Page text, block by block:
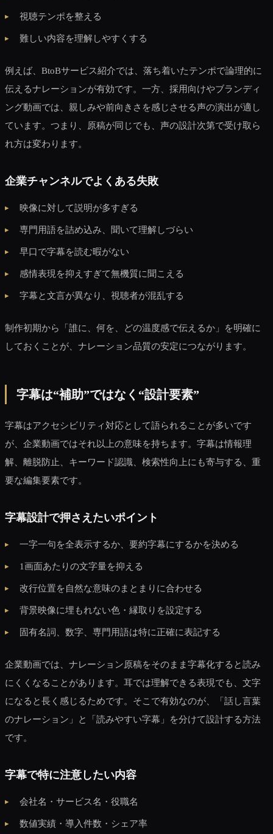
視聴テンポを整える
難しい内容を理解しやすくする
例えば、BtoBサービス紹介では、落ち着いたテンポで論理的に
伝えるナレーションが有効です。一方、採用向けやブランディ
ング動画では、親しみや前向きさを感じさせる声の演出が適し
ています。つまり、原稿が同じでも、声の設計次第で受け取ら
れ方は変わります。
企業チャンネルでよくある失敗
映像に対して説明が多すぎる
専門用語を詰め込み、聞いて理解しづらい
早口で字幕を読む暇がない
感情表現を抑えすぎて無機質に聞こえる
字幕と文言が異なり、視聴者が混乱する
制作初期から「誰に、何を、どの温度感で伝えるか」を明確に
しておくことが、ナレーション品質の安定につながります。
字幕は“補助”ではなく“設計要素”
字幕はアクセシビリティ対応として語られることが多いです
が、企業動画ではそれ以上の意味を持ちます。字幕は情報理
解、離脱防止、キーワード認識、検索性向上にも寄与する、重
要な編集要素です。
字幕設計で押さえたいポイント
一字一句を全表示するか、要約字幕にするかを決める
1画面あたりの文字量を抑える
改行位置を自然な意味のまとまりに合わせる
背景映像に埋もれない色・縁取りを設定する
固有名詞、数字、専門用語は特に正確に表記する
企業動画では、ナレーション原稿をそのまま字幕化すると読み
にくくなることがあります。耳では理解できる表現でも、文字
になると長く感じるためです。そこで有効なのが、「話し言葉
のナレーション」と「読みやすい字幕」を分けて設計する方法
です。
字幕で特に注意したい内容
会社名・サービス名・役職名
数値実績・導入件数・シェア率